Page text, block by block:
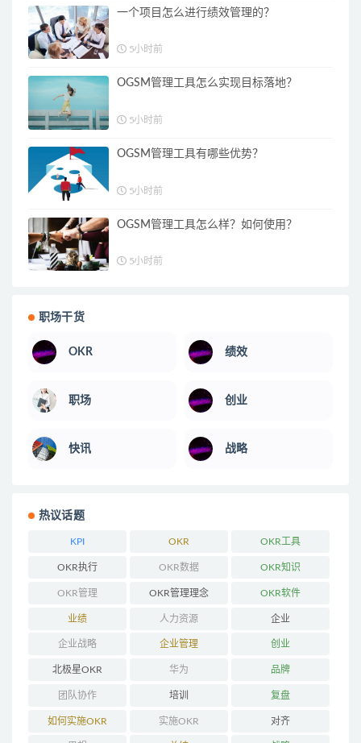
一个项目怎么进行绩效管理的？
5小时前
OGSM管理工具怎么实现目标落地？
5小时前
OGSM管理工具有哪些优势？
5小时前
OGSM管理工具怎么样？如何使用？
5小时前
职场干货
OKR 绩效
职场 创业
快讯 战略
热议话题
KPI OKR OKR工具
OKR执行 OKR数据 OKR知识
OKR管理 OKR管理理念 OKR软件
业绩 人力资源 企业
企业战略 企业管理 创业
北极星OKR 华为 品牌
团队协作 培训 复盘
如何实施OKR 实施OKR 对齐